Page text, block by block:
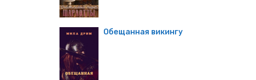
Обещанная викингу